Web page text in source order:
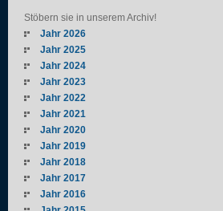
Stöbern sie in unserem Archiv!
Jahr 2026
Jahr 2025
Jahr 2024
Jahr 2023
Jahr 2022
Jahr 2021
Jahr 2020
Jahr 2019
Jahr 2018
Jahr 2017
Jahr 2016